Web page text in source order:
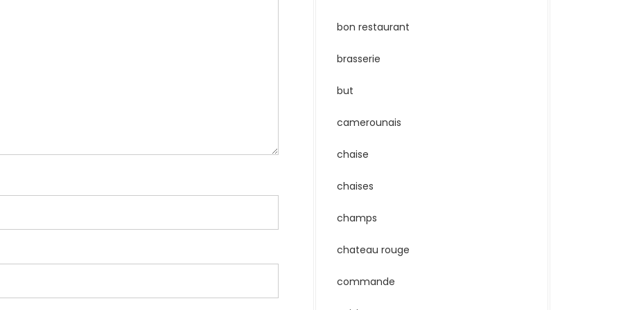
bon restaurant
brasserie
but
camerounais
chaise
chaises
champs
chateau rouge
commande